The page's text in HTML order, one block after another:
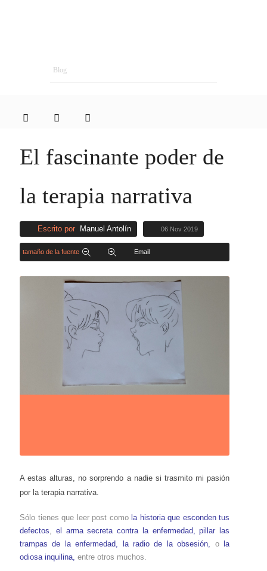
Blog
El fascinante poder de
la terapia narrativa
Escrito por Manuel Antolín 06 Nov 2019
tamaño de la fuente Email
A estas alturas, no sorprendo a nadie si trasmito mi pasión
por la terapia narrativa.
Sólo tienes que leer post como la historia que esconden tus
defectos
el arma secreta contra la enfermedad ,pillar las
trampas de la enfermedad
la radio de la obsesión o
la
odiosa inquilina entre otros muchos.